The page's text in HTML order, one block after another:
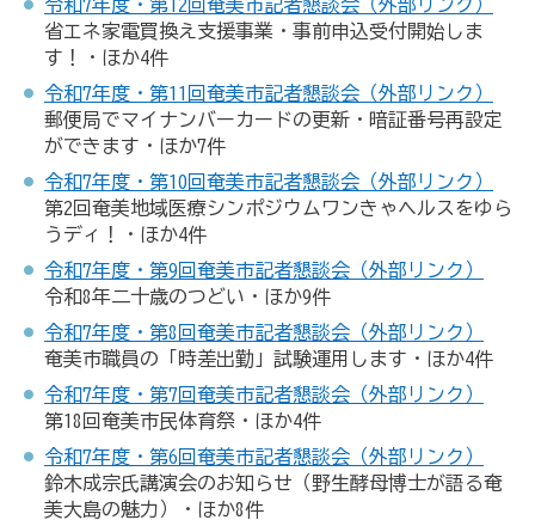
令和7年度・第12回奄美市記者懇談会（外部リンク）
省エネ家電買換え支援事業・事前申込受付開始しま
す！・ほか4件
令和7年度・第11回奄美市記者懇談会（外部リンク）
郵便局でマイナンバーカードの更新・暗証番号再設定
ができます・ほか7件
令和7年度・第10回奄美市記者懇談会（外部リンク）
第2回奄美地域医療シンポジウムワンきゃヘルスをゆら
うディ！・ほか4件
令和7年度・第9回奄美市記者懇談会（外部リンク）
令和8年二十歳のつどい・ほか9件
令和7年度・第8回奄美市記者懇談会（外部リンク）
奄美市職員の「時差出勤」試験運用します・ほか4件
令和7年度・第7回奄美市記者懇談会（外部リンク）
第18回奄美市民体育祭・ほか4件
令和7年度・第6回奄美市記者懇談会（外部リンク）
鈴木成宗氏講演会のお知らせ（野生酵母博士が語る奄
美大島の魅力）・ほか8件